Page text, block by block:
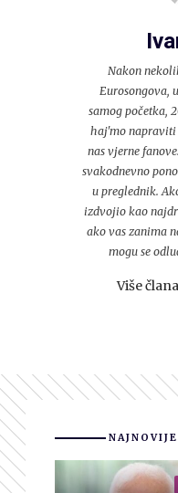
Nakon
Eurosongova,
samog početka,
haj'mo napraviti
nas vjerne
svakodnevno
u preglednik.
izdvojio kao
ako vas zanima
mogu se
Više
NAJNOVIJE